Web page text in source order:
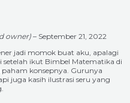
owner)– September 21, 2022
jadi momok buat aku, apalagi
setelah ikut Bimbel Matematika di
konsepnya. Gurunya
juga kasih ilustrasi seru yang